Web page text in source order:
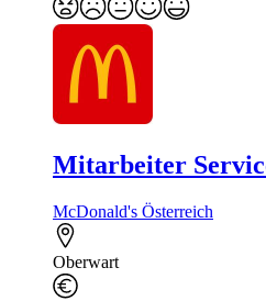
Mitarbeiter
McDonald's Österreich
Oberwart